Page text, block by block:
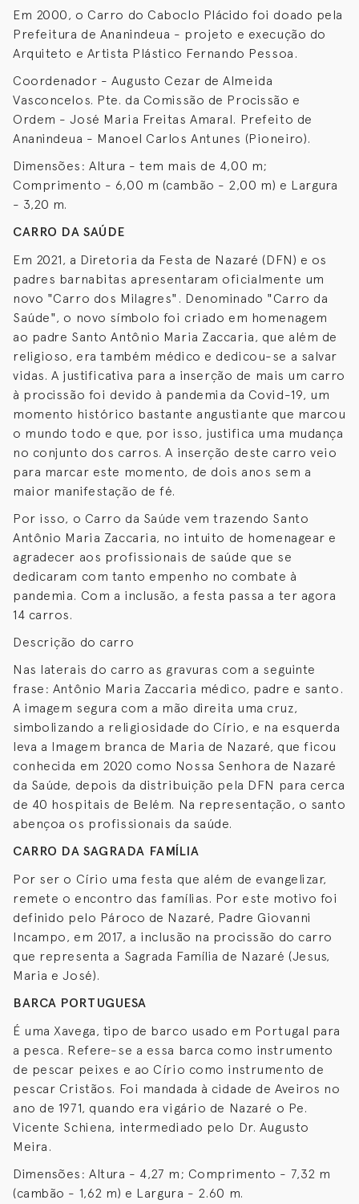
Em 2000, o Carro do Caboclo Plácido foi doado pela
Prefeitura de Ananindeua - projeto e execução do
Arquiteto e Artista Plástico Fernando Pessoa.
Coordenador - Augusto Cezar de Almeida
Vasconcelos. Pte. da Comissão de Procissão e
Ordem - José Maria Freitas Amaral. Prefeito de
Ananindeua - Manoel Carlos Antunes (Pioneiro).
Dimensões: Altura - tem mais de 4,00 m;
Comprimento - 6,00 m (cambão - 2,00 m) e Largura
- 3,20 m.
CARRO DA SAÚDE
Em 2021, a Diretoria da Festa de Nazaré (DFN) e os
padres barnabitas apresentaram oficialmente um
novo "Carro dos Milagres". Denominado "Carro da
Saúde", o novo símbolo foi criado em homenagem
ao padre Santo Antônio Maria Zaccaria, que além de
religioso, era também médico e dedicou-se a salvar
vidas. A justificativa para a inserção de mais um carro
à procissão foi devido à pandemia da Covid-19, um
momento histórico bastante angustiante que marcou
o mundo todo e que, por isso, justifica uma mudança
no conjunto dos carros. A inserção deste carro veio
para marcar este momento, de dois anos sem a
maior manifestação de fé.
Por isso, o Carro da Saúde vem trazendo Santo
Antônio Maria Zaccaria, no intuito de homenagear e
agradecer aos profissionais de saúde que se
dedicaram com tanto empenho no combate à
pandemia. Com a inclusão, a festa passa a ter agora
14 carros.
Descrição do carro
Nas laterais do carro as gravuras com a seguinte
frase: Antônio Maria Zaccaria médico, padre e santo.
A imagem segura com a mão direita uma cruz,
simbolizando a religiosidade do Círio, e na esquerda
leva a Imagem branca de Maria de Nazaré, que ficou
conhecida em 2020 como Nossa Senhora de Nazaré
da Saúde, depois da distribuição pela DFN para cerca
de 40 hospitais de Belém. Na representação, o santo
abençoa os profissionais da saúde.
CARRO DA SAGRADA FAMÍLIA
Por ser o Círio uma festa que além de evangelizar,
remete o encontro das famílias. Por este motivo foi
definido pelo Pároco de Nazaré, Padre Giovanni
Incampo, em 2017, a inclusão na procissão do carro
que representa a Sagrada Família de Nazaré (Jesus,
Maria e José).
BARCA PORTUGUESA
É uma Xavega, tipo de barco usado em Portugal para
a pesca. Refere-se a essa barca como instrumento
de pescar peixes e ao Círio como instrumento de
pescar Cristãos. Foi mandada à cidade de Aveiros no
ano de 1971, quando era vigário de Nazaré o Pe.
Vicente Schiena, intermediado pelo Dr. Augusto
Meira.
Dimensões: Altura - 4,27 m; Comprimento - 7,32 m
(cambão - 1,62 m) e Largura - 2.60 m.